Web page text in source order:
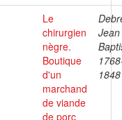
Le
chirurgien
nègre.
Boutique
d'un
marchand
de viande
de porc
Jean
1848